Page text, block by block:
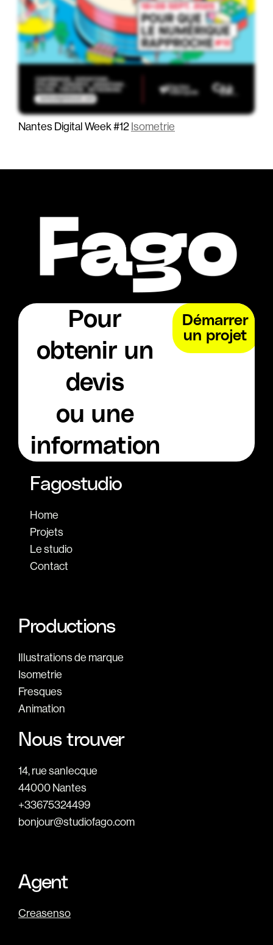
Nantes Digital Week #12 Isometrie
Pour
obtenir un
devis
ou une
information
Démarrer
un projet
Fagostudio
Home
Projets
Le studio
Contact
Productions
Illustrations de marque
Isometrie
Fresques
Animation
Nous trouver
14, rue sanlecque
44000 Nantes
+33675324499
bonjour@studiofago.com
Agent
Creasenso